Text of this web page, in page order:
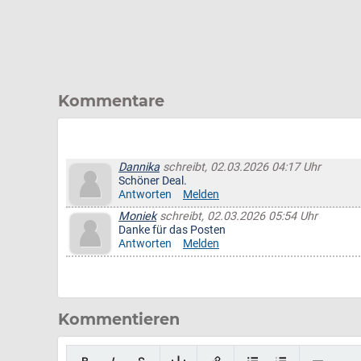
Kommentare
Dannika schreibt, 02.03.2026 04:17 Uhr
Schöner Deal.
Antworten
Melden
Moniekschreibt, 02.03.2026 05:54 Uhr
Danke für das Posten
Antworten
Melden
Kommentieren